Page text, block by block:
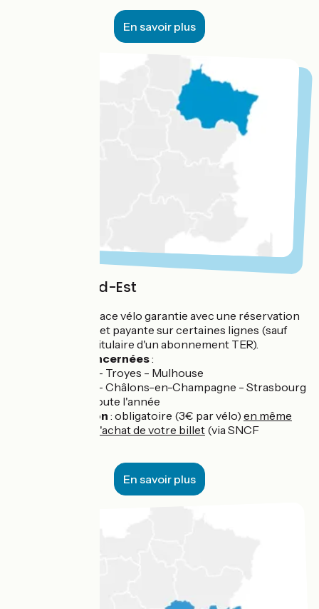
En savoir plus
Région Grand-Est
: place vélo garantie avec une réservation
obligatoire et payante sur certaines lignes (sauf
personne titulaire d'un abonnement TER).
Lignes concernées:
Paris - Troyes - Mulhouse
Paris - Châlons-en-Champagne - Strasbourg
: toute l'année
Réservation : obligatoire (3€ par vélo) en même
temps que l'achat de votre billet (via SNCF
En savoir plus